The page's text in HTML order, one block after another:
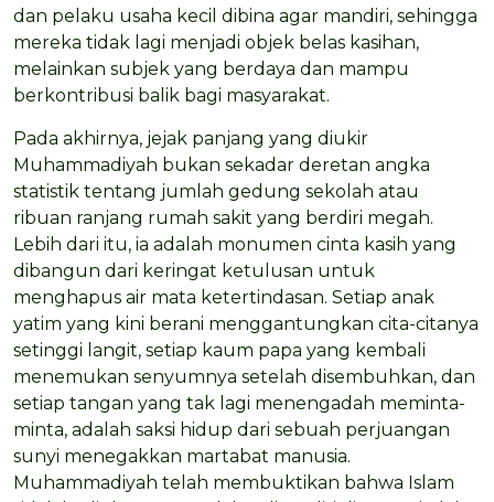
dan pelaku usaha kecil dibina agar mandiri, sehingga
mereka tidak lagi menjadi objek belas kasihan,
melainkan subjek yang berdaya dan mampu
berkontribusi balik bagi masyarakat.
Pada akhirnya, jejak panjang yang diukir
Muhammadiyah bukan sekadar deretan angka
statistik tentang jumlah gedung sekolah atau
ribuan ranjang rumah sakit yang berdiri megah.
Lebih dari itu, ia adalah monumen cinta kasih yang
dibangun dari keringat ketulusan untuk
menghapus air mata ketertindasan. Setiap anak
yatim yang kini berani menggantungkan cita-citanya
setinggi langit, setiap kaum papa yang kembali
menemukan senyumnya setelah disembuhkan, dan
setiap tangan yang tak lagi menengadah meminta-
minta, adalah saksi hidup dari sebuah perjuangan
sunyi menegakkan martabat manusia.
Muhammadiyah telah membuktikan bahwa Islam